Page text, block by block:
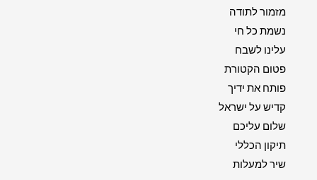
מזמור לתודה
נשמת כל חי
עלינו לשבח
פטום הקטורת
פותח את ידיך
קדיש על ישראל
שלום עליכם
תיקון הכללי
שיר למעלות